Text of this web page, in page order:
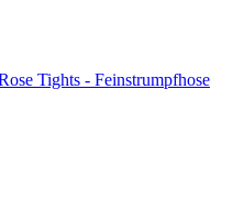
Tights - Feinstrumpfhose